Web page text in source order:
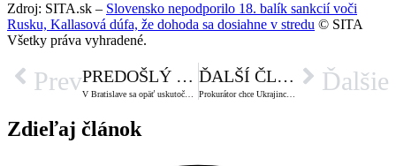
Zdroj: SITA.sk – Slovensko nepodporilo 18. balík sankcií voči
Rusku, Kallasová dúfa, že dohoda sa dosiahne v stredu © SITA
Všetky práva vyhradené.
Prev PREDOŠLÝ ČLÁNOK ĎALŠÍ ČLÁNOK
Prokurátor chce Ukrajinca Artema vo väzbe, počas víkendu v Bratislave dobodal 17-ročného chlapca Ďalšie
Zdieľaj článok